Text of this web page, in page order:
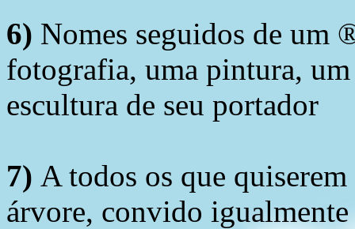
6) Nomes seguidos de um
fotografia, uma pintura,
escultura de seu portador
7) A todos os que
árvore, convido